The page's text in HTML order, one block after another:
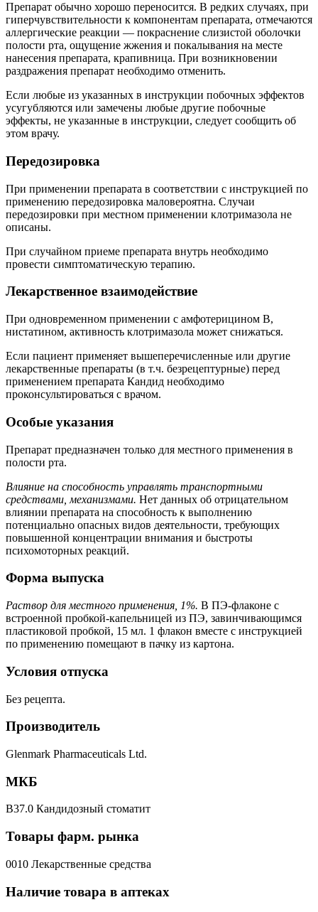
Препарат обычно хорошо переносится. В редких случаях, при
гиперчувствительности к компонентам препарата, отмечаются
аллергические реакции — покраснение слизистой оболочки
полости рта, ощущение жжения и покалывания на месте
нанесения препарата, крапивница. При возникновении
раздражения препарат необходимо отменить.
Если любые из указанных в инструкции побочных эффектов
усугубляются или замечены любые другие побочные
эффекты, не указанные в инструкции, следует сообщить об
этом врачу.
Передозировка
При применении препарата в соответствии с инструкцией по
применению передозировка маловероятна. Случаи
передозировки при местном применении клотримазола не
описаны.
При случайном приеме препарата внутрь необходимо
провести симптоматическую терапию.
Лекарственное взаимодействие
При одновременном применении с амфотерицином В,
нистатином, активность клотримазола может снижаться.
Если пациент применяет вышеперечисленные или другие
лекарственные препараты (в т.ч. безрецептурные) перед
применением препарата Кандид необходимо
проконсультироваться с врачом.
Особые указания
Препарат предназначен только для местного применения в
полости рта.
Влияние на способность управлять транспортными
средствами, механизмами. Нет данных об отрицательном
влиянии препарата на способность к выполнению
потенциально опасных видов деятельности, требующих
повышенной концентрации внимания и быстроты
психомоторных реакций.
Форма выпуска
Раствор для местного применения, 1%. В ПЭ-флаконе с
встроенной пробкой-капельницей из ПЭ, завинчивающимся
пластиковой пробкой, 15 мл. 1 флакон вместе с инструкцией
по применению помещают в пачку из картона.
Условия отпуска
Без рецепта.
Производитель
Glenmark Pharmaceuticals Ltd.
МКБ
B37.0 Кандидозный стоматит
Товары фарм. рынка
0010 Лекарственные средства
Наличие товара в аптеках